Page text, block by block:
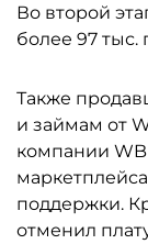
Во второй
более 97
Также
и займам от
компании
поддержки.
отменил